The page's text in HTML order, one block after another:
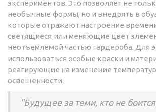
экспериментов. Это позволяет не
необычные формы, но и внедрять в
которые отражают настроение
светящиеся или меняющие цвет
неотъемлемой частью гардероба. Для
использоваться особые краски и
реагирующие на изменение
освещенности.
"Будущее за теми, кто не боится